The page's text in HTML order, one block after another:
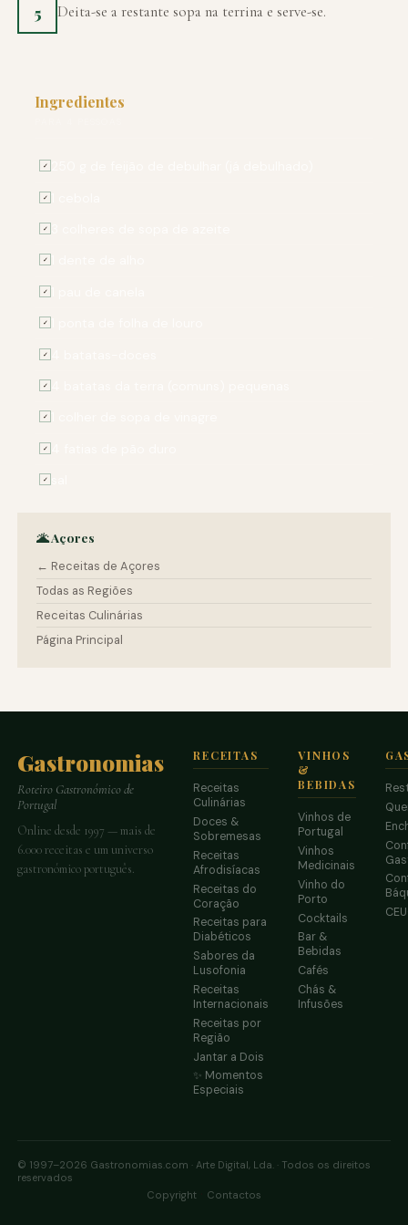
5 Deita-se a restante sopa na terrina e serve-se.
Ingredientes
✓
✓
✓
✓
✓
✓
✓
✓
✓
✓
✓
🌋 Açores
← Receitas de Açores
Todas as Regiões
Receitas Culinárias
Página Principal
Gastronomias
Roteiro Gastronómico de
Portugal
Online desde 1997 — mais de
6.000 receitas e um universo
gastronómico português.
RECEITAS
Receitas
Culinárias
Doces &
Sobremesas
Receitas
Afrodisíacas
Receitas do
Coração
Receitas para
Diabéticos
Sabores da
Lusofonia
Receitas
Internacionais
Receitas por
Região
Jantar a Dois
✨ Momentos
Especiais
VINHOS
&
BEBIDAS
Vinhos de
Portugal
Vinhos
Medicinais
Vinho do
Porto
Cocktails
Bar &
Bebidas
Cafés
Chás &
Infusões
© 1997–2026 Gastronomias.com · Arte Digital, Lda. · Todos os direitos
reservados
Copyright
Contactos